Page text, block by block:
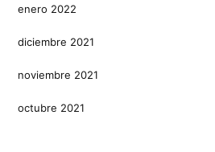
enero 2022
diciembre 2021
noviembre 2021
octubre 2021